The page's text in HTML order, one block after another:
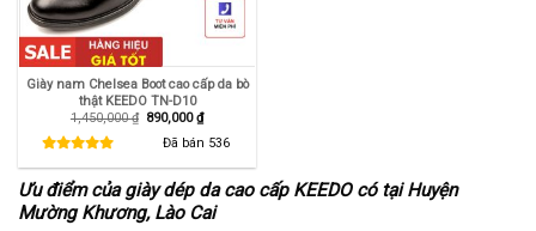
Giày nam Chelsea Boot cao cấp da bò
thật KEEDO TN-D10
1,450,000₫ Giá
1,450,000 ₫.
890,000₫Giá
hiện
tại
là:
890,000 ₫.
Đã bán 536
Ưu điểm của giày dép da cao cấp KEEDO có tại Huyện
Mường Khương, Lào Cai